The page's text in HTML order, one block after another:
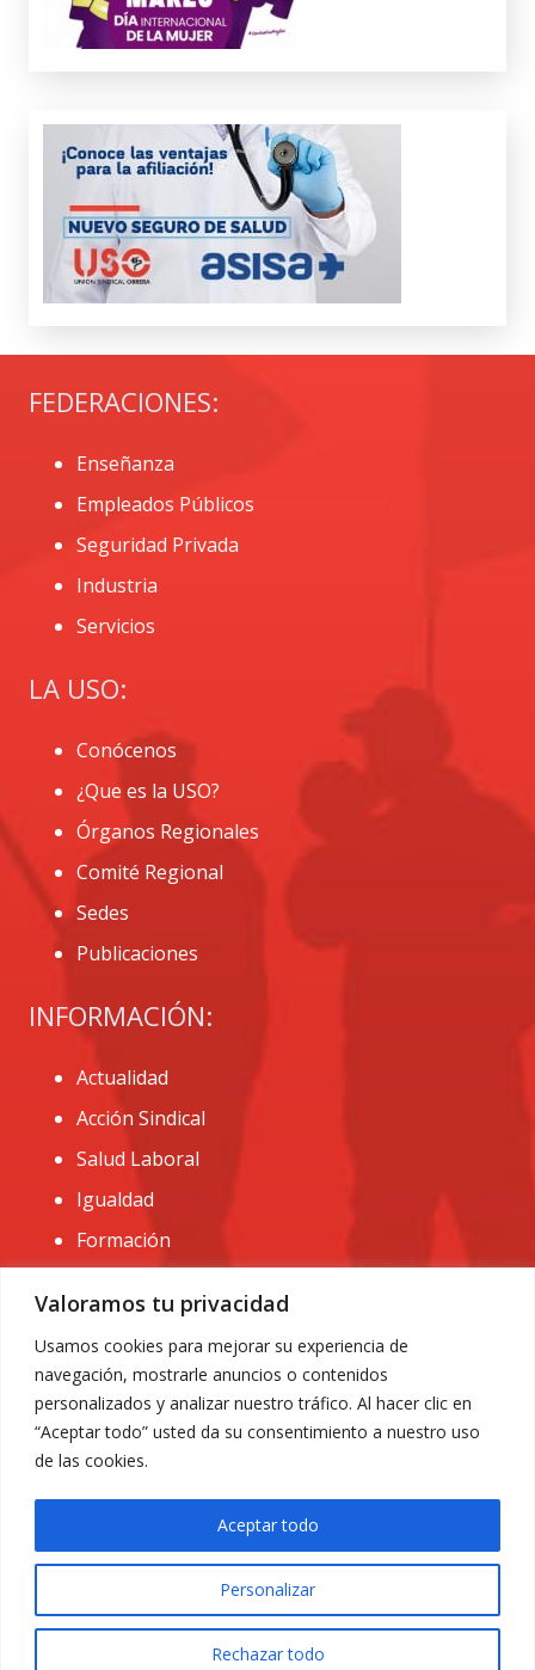
Valoramos tu privacidad
Usamos cookies para mejorar su experiencia de
navegación, mostrarle anuncios o contenidos
personalizados y analizar nuestro tráfico. Al hacer clic en
“Aceptar todo” usted da su consentimiento a nuestro uso
de las cookies.
Personalizar
Rechazar todo
Aceptar todo
FEDERACIONES:
Enseñanza
Empleados Públicos
Seguridad Privada
Industria
Servicios
LA USO:
Conócenos
¿Que es la USO?
Órganos Regionales
Comité Regional
Sedes
Publicaciones
INFORMACIÓN:
Actualidad
Acción Sindical
Salud Laboral
Igualdad
Formación
CONTACTO:
administracion@usomurcia.org
968 25 01 20
C/ Huerto de las bombas nº6. 30009 Murcia
Privacidad|
© 2018 Todos los derechos reservados. Diseño web
ACRILONIA